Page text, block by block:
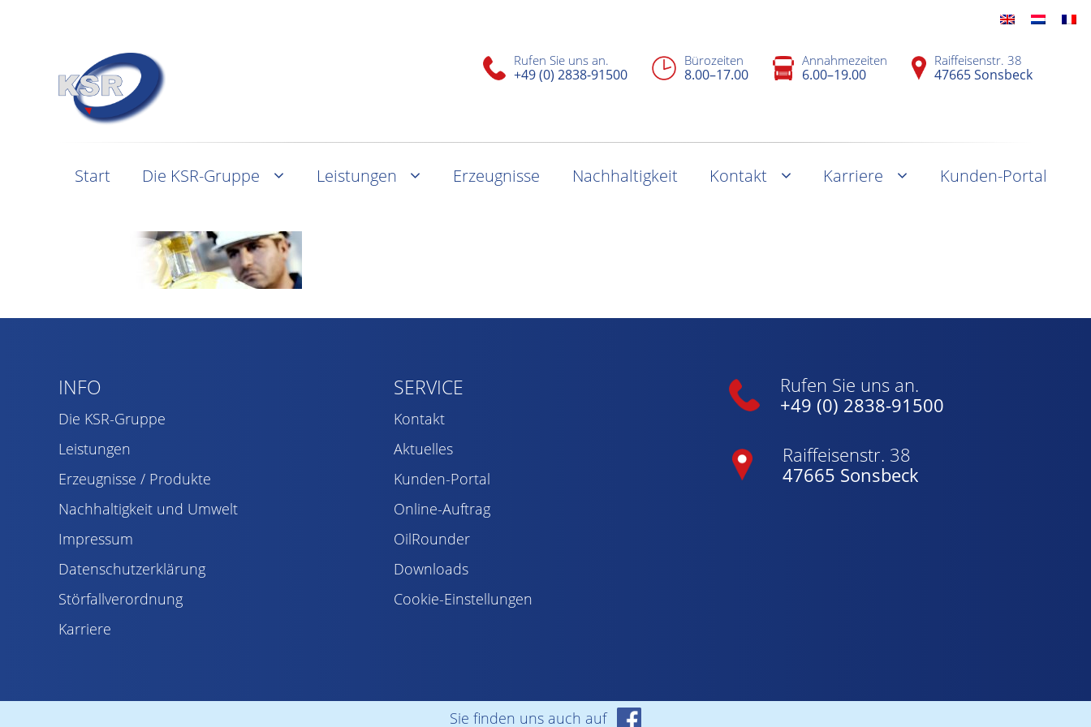
Rufen Sie uns an.
+49 (0) 2838-91500
Bürozeiten
8.00–17.00
Annahmezeiten
6.00–19.00
Raiffeisenstr. 38
47665 Sonsbeck
Start Die KSR-Gruppe Leistungen Erzeugnisse Nachhaltigkeit Kontakt Karriere Kunden-Portal
INFO
Die KSR-Gruppe
Leistungen
Erzeugnisse / Produkte
Nachhaltigkeit und Umwelt
Impressum
Datenschutzerklärung
Störfallverordnung
Karriere
SERVICE
Kontakt
Aktuelles
Kunden-Portal
Online-Auftrag
OilRounder
Downloads
Cookie-Einstellungen
Rufen Sie uns an.
+49 (0) 2838-91500
Raiffeisenstr. 38
47665 Sonsbeck
Sie finden uns auch auf